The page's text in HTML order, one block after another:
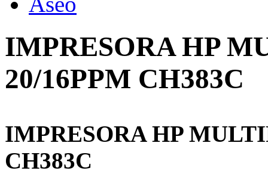
IMPRESORA HP
20/16PPM CH383C
IMPRESORA HP
CH383C